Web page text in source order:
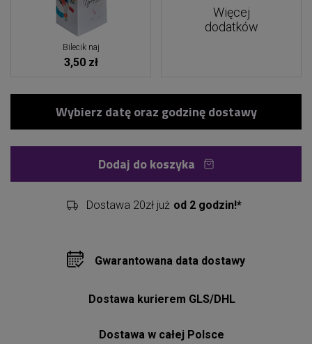
Bilecik naj
3,50 zł
Więcej
dodatków
Dodaj do koszyka
Dostawa 20zł już od 2 godzin!*
Gwarantowana data dostawy
Dostawa kurierem GLS/DHL
Dostawa w całej Polsce